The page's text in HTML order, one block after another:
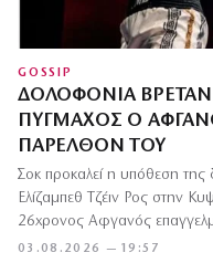
GOSSIP
ΔΟΛΟΦΟΝΊΑ
ΠΥΓΜΆΧΟΣ Ο
ΠΑΡΕΛΘΌΝ ΤΟΥ
03.08.2026 — 19:57
Σοκ προκαλεί η υπόθεση
Ελίζαμπεθ Τζέιν Ρος στην
26χρονος Αφγανός